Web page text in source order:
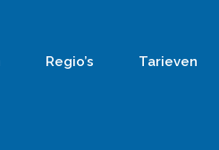
Regio’s Tarieven